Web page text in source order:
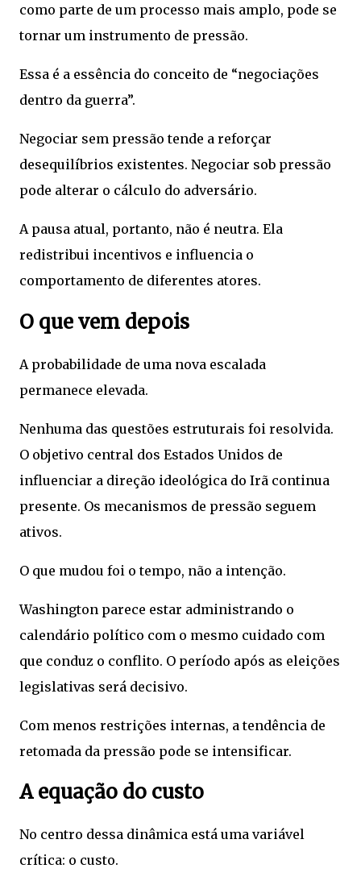
como parte de um processo mais amplo, pode se
tornar um instrumento de pressão.
Essa é a essência do conceito de “negociações
dentro da guerra”.
Negociar sem pressão tende a reforçar
desequilíbrios existentes. Negociar sob pressão
pode alterar o cálculo do adversário.
A pausa atual, portanto, não é neutra. Ela
redistribui incentivos e influencia o
comportamento de diferentes atores.
O que vem depois
A probabilidade de uma nova escalada
permanece elevada.
Nenhuma das questões estruturais foi resolvida.
O objetivo central dos Estados Unidos de
influenciar a direção ideológica do Irã continua
presente. Os mecanismos de pressão seguem
ativos.
O que mudou foi o tempo, não a intenção.
Washington parece estar administrando o
calendário político com o mesmo cuidado com
que conduz o conflito. O período após as eleições
legislativas será decisivo.
Com menos restrições internas, a tendência de
retomada da pressão pode se intensificar.
A equação do custo
No centro dessa dinâmica está uma variável
crítica: o custo.